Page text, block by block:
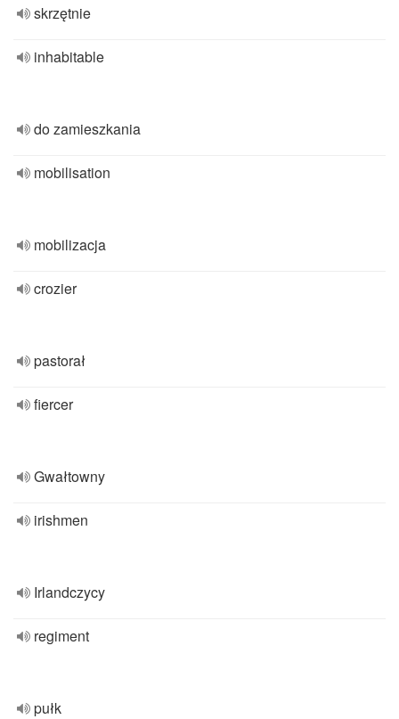
skrzętnie
inhabitable
do zamieszkania
mobilisation
mobilizacja
crozier
pastorał
fiercer
Gwałtowny
irishmen
Irlandczycy
regiment
pułk